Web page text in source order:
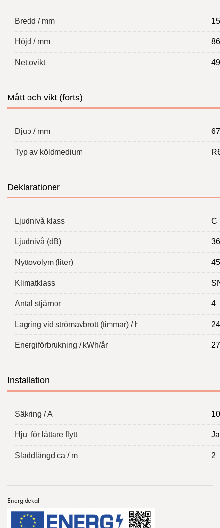
Bredd / mm
Höjd / mm
Nettovikt 49
Mått och vikt (forts)
Djup / mm
Typ av köldmedium
Deklarationer
Ljudnivå klass C
Ljudnivå (dB) 36
Nyttovolym (liter)
Klimatklass
Antal stjärnor 4
Lagring vid strömavbrott (timmar) / h 24
Energiförbrukning / kWh/år
Installation
Säkring / A 10
Hjul för lättare flytt Ja
Sladdlängd ca / m 2
Energidekal